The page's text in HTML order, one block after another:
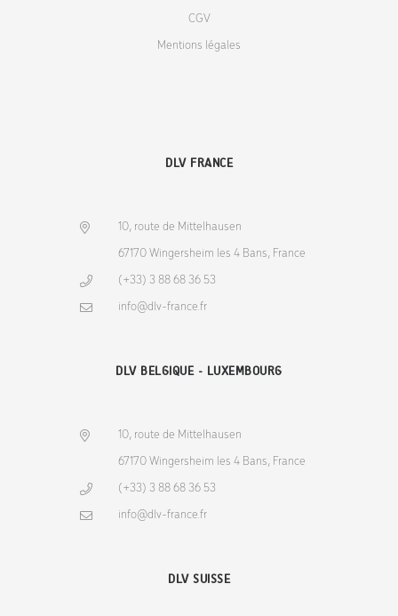
CGV
Mentions légales
DLV FRANCE
10, route de Mittelhausen
67170 Wingersheim les 4 Bans, France
(+33) 3 88 68 36 53
info@dlv-france.fr
DLV BELGIQUE - LUXEMBOURG
10, route de Mittelhausen
67170 Wingersheim les 4 Bans, France
(+33) 3 88 68 36 53
info@dlv-france.fr
DLV SUISSE